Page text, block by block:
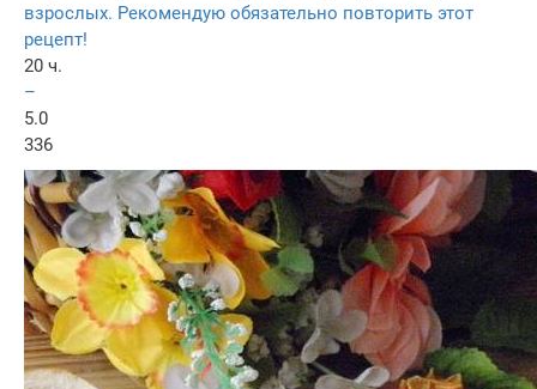
взрослых. Рекомендую обязательно повторить этот
рецепт!
20 ч.
–
5.0
336